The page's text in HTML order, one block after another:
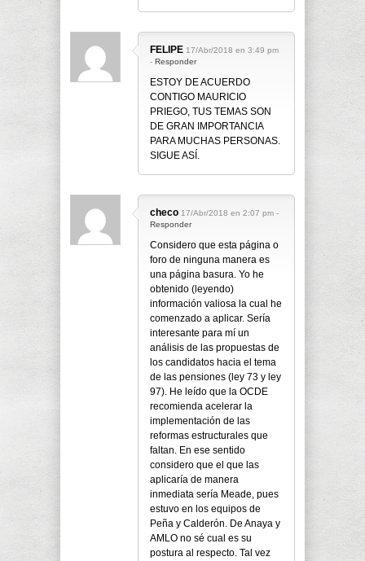
FELIPE 17/Abr/2018 en 3:49 pm
- Responder
ESTOY DE ACUERDO
CONTIGO MAURICIO
PRIEGO, TUS TEMAS SON
DE GRAN IMPORTANCIA
PARA MUCHAS PERSONAS.
SIGUE ASÍ.
checo 17/Abr/2018 en 2:07 pm -
Responder
Considero que esta página o
foro de ninguna manera es
una página basura. Yo he
obtenido (leyendo)
información valiosa la cual he
comenzado a aplicar. Sería
interesante para mí un
análisis de las propuestas de
los candidatos hacia el tema
de las pensiones (ley 73 y ley
97). He leído que la OCDE
recomienda acelerar la
implementación de las
reformas estructurales que
faltan. En ese sentido
considero que el que las
aplicaría de manera
inmediata sería Meade, pues
estuvo en los equipos de
Peña y Calderón. De Anaya y
AMLO no sé cual es su
postura al respecto. Tal vez